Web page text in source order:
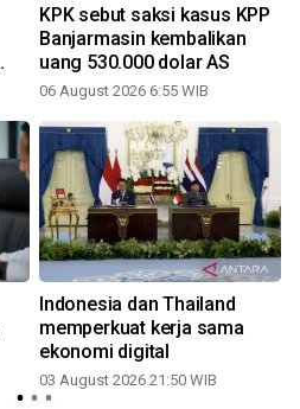
KPK sebut saksi kasus KPP
Banjarmasin kembalikan
uang 530.000 dolar AS
06 August 2026 6:55 WIB
Indonesia dan Thailand
memperkuat kerja sama
ekonomi digital
03 August 2026 21:50 WIB